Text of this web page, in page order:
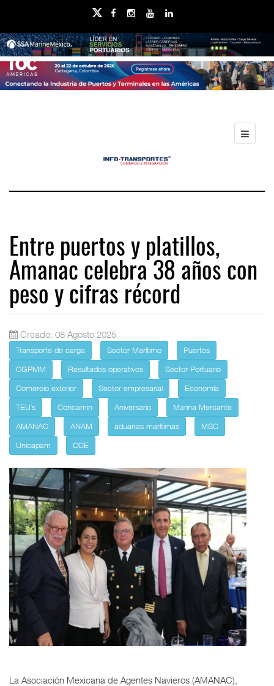
Entre puertos y platillos,
Amanac celebra 38 años con
peso y cifras récord
Creado: 08 Agosto 2025
Transporte de carga Sector Marítimo
Puertos
CGPMM
Resultados operativos
Sector Portuario
Comercio exterior
Sector empresarial
Economía
TEU´s
Concamin Aniversario
Marina Mercante
AMANAC
ANAM aduanas marítimas
MSC
Unicapam
CCE
La Asociación Mexicana de Agentes Navieros (AMANAC),